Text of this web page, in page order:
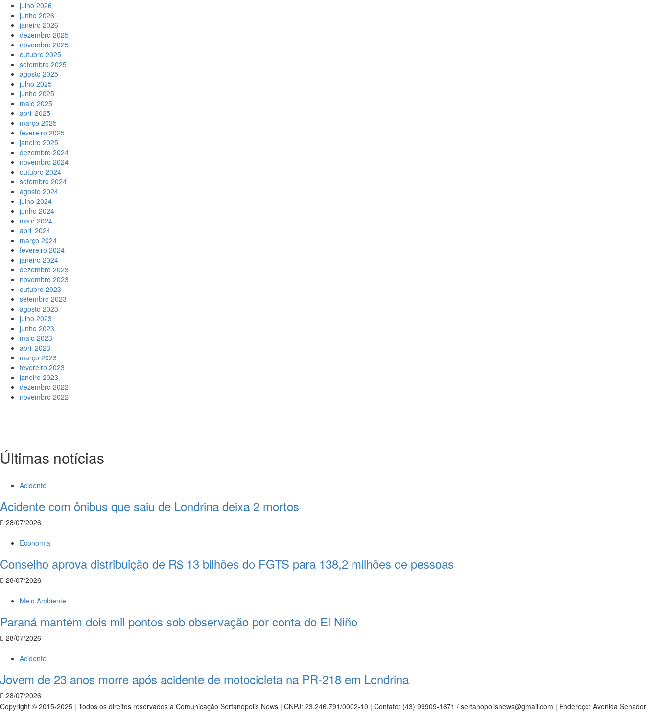
julho 2026
junho 2026
janeiro 2026
dezembro 2025
novembro 2025
outubro 2025
setembro 2025
agosto 2025
julho 2025
junho 2025
maio 2025
abril 2025
março 2025
fevereiro 2025
janeiro 2025
dezembro 2024
novembro 2024
outubro 2024
setembro 2024
agosto 2024
julho 2024
junho 2024
maio 2024
abril 2024
março 2024
fevereiro 2024
janeiro 2024
dezembro 2023
novembro 2023
outubro 2023
setembro 2023
agosto 2023
julho 2023
junho 2023
maio 2023
abril 2023
março 2023
fevereiro 2023
janeiro 2023
dezembro 2022
novembro 2022
Últimas notícias
Acidente
Acidente com ônibus que saiu de Londrina deixa 2 mortos
28/07/2026
Economia
Conselho aprova distribuição de R$ 13 bilhões do FGTS para 138,2 milhões de pessoas
28/07/2026
Meio Ambiente
Paraná mantém dois mil pontos sob observação por conta do El Niño
28/07/2026
Acidente
Jovem de 23 anos morre após acidente de motocicleta na PR-218 em Londrina
28/07/2026
Copyright © 2015-2025 | Todos os direitos reservados a Comunicação Sertanópolis News | CNPJ: 23.246.791/0002-10 | Contato: (43) 99909-1671 / sertanopolisnews@gmail.com | Endereço: Avenida Senador